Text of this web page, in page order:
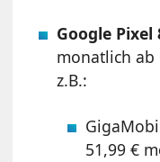
Google Pixel
monatlich ab
z.B.:
51,99 €